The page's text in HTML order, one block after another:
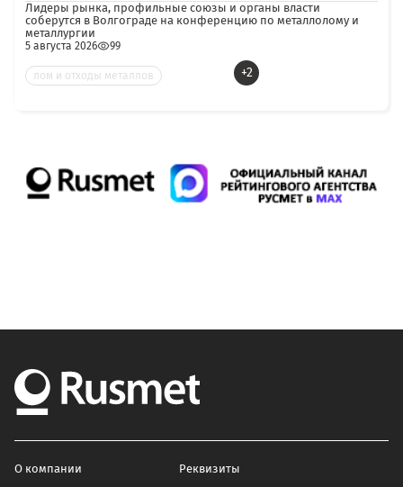
Лидеры рынка, профильные союзы и органы власти
соберутся в Волгограде на конференцию по металлолому и
металлургии
5 августа 2026 99
лом и отходы металлов +2
О компании Реквизиты